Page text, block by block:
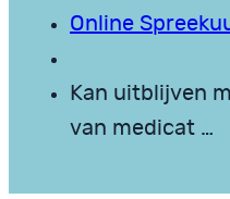
Online
Kan uitblijven
van medicat …